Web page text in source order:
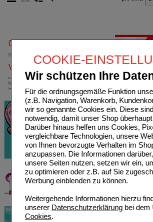
COOKIE-
Wir schützen Ihre
Für die ordnungsgemäße Funktion
(z.B. Navigation, Warenkorb,
wir so genannte Cookies ein. Diese
notwendig, damit unser Shop
Darüber hinaus helfen uns Cookies,
vergleichbare Technologien, unsere
von Ihnen bevorzugte Verhalten im
anzupassen. Die Informationen
unsere Seiten nutzen, setzen wir ein,
zu optimieren oder z.B. auf Sie
Werbung einblenden zu können.
Weitergehende Informationen hierzu
unserer Datenschutzerklärungbei dem
Cookies.
0800-10 11 422
gebührenfreie Rufnummer
Versandkostenfrei
innerhalb Deutschlands bei einem
Mindestbestellwert von 13,99 Euro oder bei
Einsendung eines Kassenrezeptes
Bewertung